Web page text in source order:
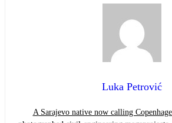
Luka Petrović
A Sarajevo native now calling Copenhagen home, Luka has